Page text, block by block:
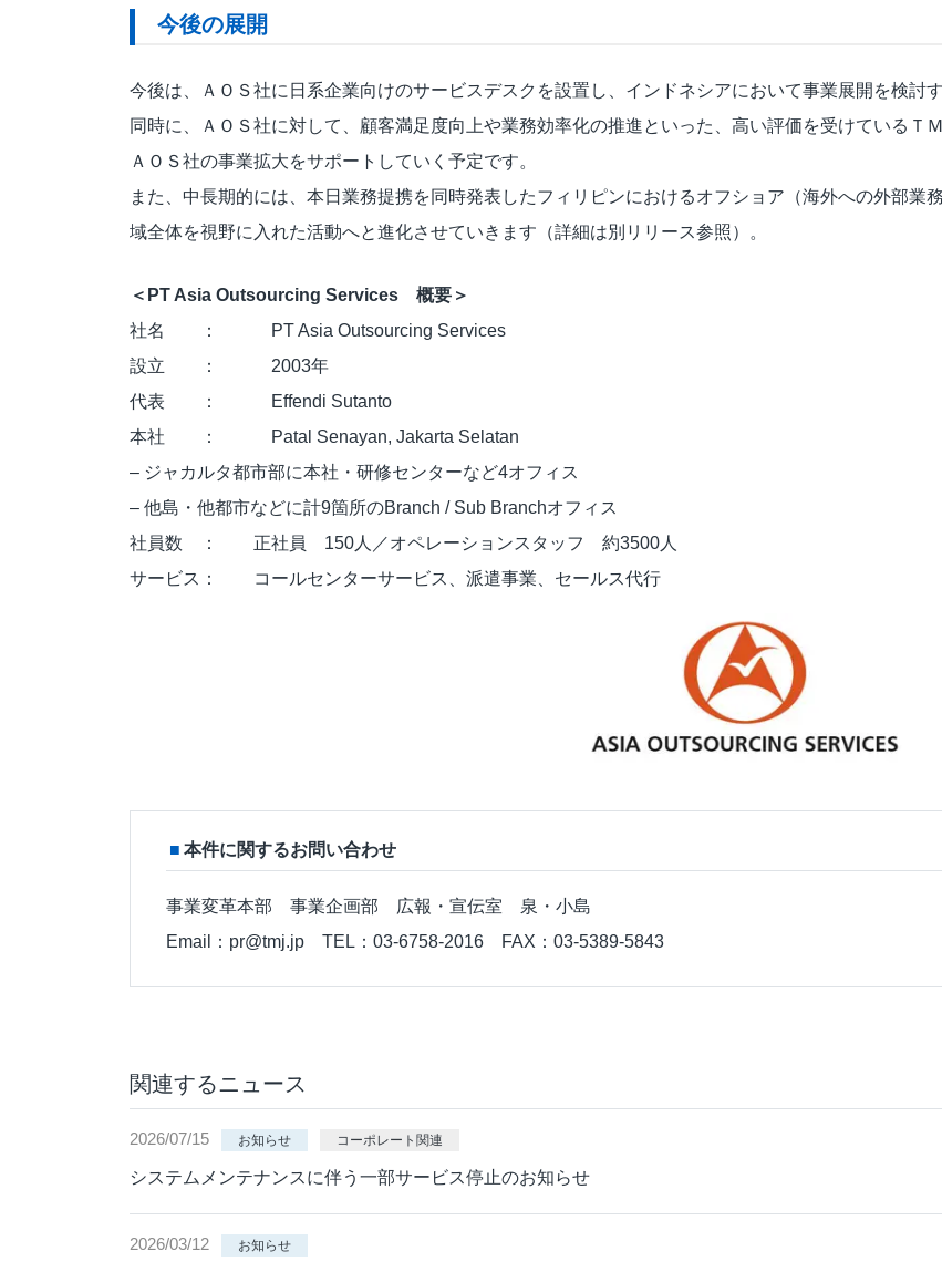
今後の展開
今後は、ＡＯＳ社に日系企業向けのサービスデスクを設置し、インドネシアにおいて事業展開を検討
同時に、ＡＯＳ社に対して、顧客満足度向上や業務効率化の推進といった、高い評価を受けているＴ
ＡＯＳ社の事業拡大をサポートしていく予定です。
また、中長期的には、本日業務提携を同時発表したフィリピンにおけるオフショア（海外への外部業
域全体を視野に入れた活動へと進化させていきます（詳細は別リリース参照）。
＜PT Asia Outsourcing Services 概要＞
社名 ： PT Asia Outsourcing Services
設立 ： 2003年
代表 ： Effendi Sutanto
本社 ： Patal Senayan, Jakarta Selatan
– ジャカルタ都市部に本社・研修センターなど4オフィス
– 他島・他都市などに計9箇所のBranch / Sub Branchオフィス
社員数 ： 正社員 150人／オペレーションスタッフ 約3500人
サービス： コールセンターサービス、派遣事業、セールス代行
本件に関するお問い合わせ
事業変革本部 事業企画部 広報・宣伝室 泉・小島
Email：pr@tmj.jp TEL：03-6758-2016 FAX：03-5389-5843
関連するニュース
2026/07/15 お知らせ コーポレート関連
システムメンテナンスに伴う一部サービス停止のお知らせ
2026/03/12 お知らせ